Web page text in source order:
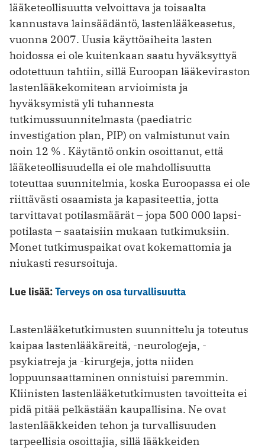
lääketeollisuutta velvoittava ja toisaalta
kannustava lainsäädäntö, lastenlääkeasetus,
vuonna 2007. Uusia käyttöaiheita lasten
hoidossa ei ole kuitenkaan saatu hyväksyttyä
odotettuun tahtiin, sillä Euroopan lääkeviraston
lastenlääkekomitean arvioimista ja
hyväksymistä yli tuhannesta
tutkimussuunnitelmasta (paediatric
investigation plan, PIP) on valmistunut vain
noin 12 % . Käytäntö onkin osoittanut, että
lääketeollisuudella ei ole mahdollisuutta
toteuttaa suunnitelmia, koska Euroopassa ei ole
riittävästi osaamista ja kapasiteettia, jotta
tarvittavat potilasmäärät – jopa 500 000 lapsi­
potilasta – saataisiin mukaan tutkimuksiin.
Monet tutkimuspaikat ovat kokemattomia ja
niukasti resursoituja.
Lue lisää:Terveys on osa turvallisuutta
Lastenlääketutkimusten suunnittelu ja toteutus
kaipaa lastenlääkäreitä, -neurologeja, -
psykiatreja ja -kirurgeja, jotta niiden
loppuunsaattaminen onnistuisi paremmin.
Kliinisten lastenlääketutkimusten tavoitteita ei
pidä pitää pelkästään kaupallisina. Ne ovat
lastenlääkkeiden tehon ja turvallisuuden
tarpeellisia osoittajia, sillä lääkkeiden